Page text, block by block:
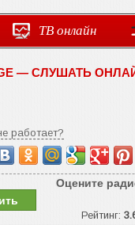
ТВ онлайн
— СЛУШАТЬ
работает?
Оцените
Рейтинг: